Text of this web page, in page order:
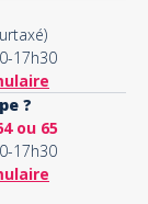
17h30
?
ou 65
17h30